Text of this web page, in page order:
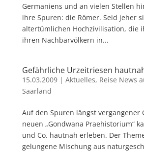
Germaniens und an vielen Stellen
ihre Spuren: die Römer. Seid jeher
altertümlichen Hochzivilisation, die
ihren Nachbarvölkern in...
Gefährliche Urzeitriesen
15.03.2009| Aktuelles, Reise News
Saarland
Auf den Spuren längst vergangener
neuen „Gondwana Praehistorium“
und Co. hautnah erleben. Der
gelungene Mischung aus